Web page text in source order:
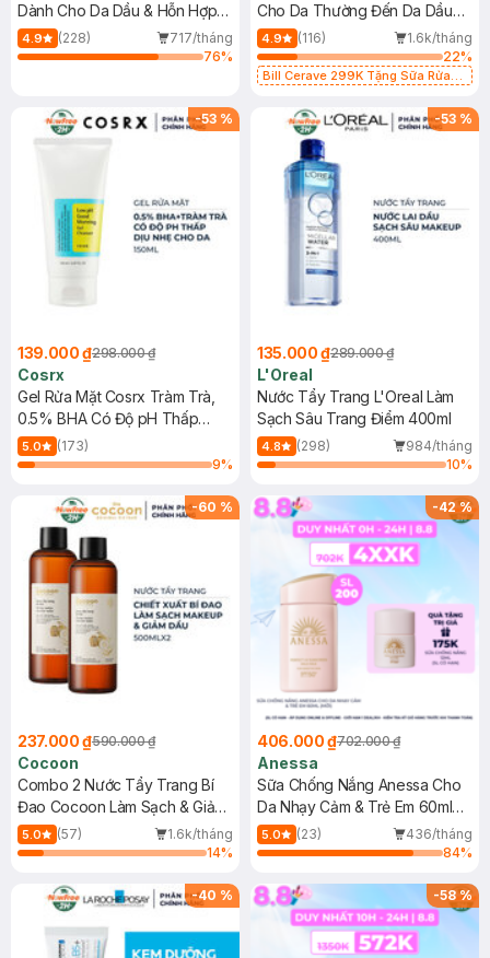
Dành Cho Da Dầu & Hỗn Hợp
500ml
4.9 (228)
717/tháng
76%
Cho Da Thường Đến Da Dầu
473ml
4.9 (116)
1.6k/tháng
22%
Bill Cerave 299K Tặng Sữa Rửa
-53 %
139.000 ₫298.000 ₫
Cosrx
Gel Rửa Mặt Cosrx Tràm Trà,
0.5% BHA Có Độ pH Thấp
150ml
5.0
(173)
9%
-53 %
135.000 ₫289.000 ₫
L'Oreal
Nước Tẩy Trang L'Oreal Làm
Sạch Sâu Trang Điểm 400ml
4.8 (298)
984/tháng
10%
-60 %
237.000 ₫590.000 ₫
Cocoon
Combo 2 Nước Tẩy Trang Bí
Đao Cocoon Làm Sạch & Giảm
Dầu 500ml
5.0 (57)
1.6k/tháng
14%
-42%
406.000 ₫702.000 ₫
Anessa
Sữa Chống Nắng Anessa Cho
Da Nhạy Cảm & Trẻ Em 60ml
(Mới)
5.0 (23)
436/tháng
84%
-40 % -58%